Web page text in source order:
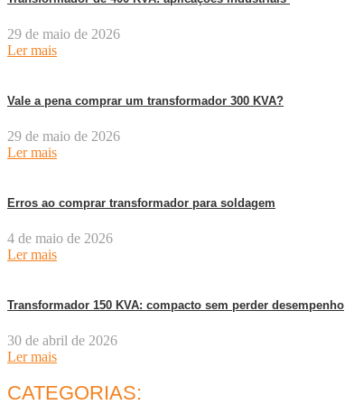
29 de maio de 2026
Ler mais
Vale a pena comprar um transformador 300 KVA?
29 de maio de 2026
Ler mais
Erros ao comprar transformador para soldagem
4 de maio de 2026
Ler mais
Transformador 150 KVA: compacto sem perder desempenho
30 de abril de 2026
Ler mais
CATEGORIAS: